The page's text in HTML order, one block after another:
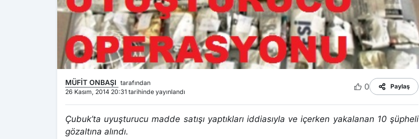
MÜFİT ONBAŞI tarafından
26 Kasım, 2014 20:31 tarihinde yayınlandı
0 Paylaş
Çubuk’ta uyuşturucu madde satışı yaptıkları iddiasıyla ve içerken yakalanan 10 şüpheli
gözaltına alındı.